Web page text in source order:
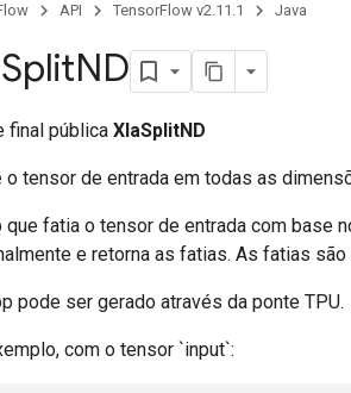
API TensorFlow v2.11.1 Java
SplitND
final pública XlaSplitND
o tensor de entrada em todas as
que fatia o tensor de entrada com base
e retorna as fatias. As fatias
pode ser gerado através da ponte TPU.
com o tensor `input`: